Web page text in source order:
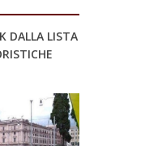
DALLA LISTA